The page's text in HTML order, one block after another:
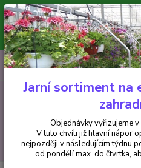
Minimální hodnota pro
V tuto chvíli již hlavní nápor
nejpozději v následujícím týdnu
vyřizujeme v
CZK
+420 602 223 614
Jarní sortiment na
Objednávky vyřizujeme
V tuto chvíli již hlavní nápor
nejpozději v následujícím týdnu
od pondělí max. do čtvrtka,